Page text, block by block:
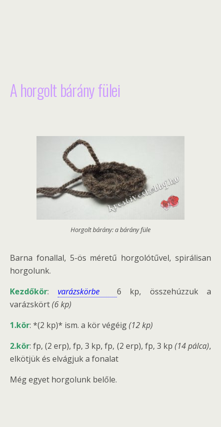
A horgolt bárány fülei
Horgolt bárány: a bárány füle
Barna fonallal, 5-ös méretű horgolótűvel, spirálisan
horgolunk.
Kezdőkör: varázskörbe 6 kp, összehúzzuk a
varázskört(6 kp)
1.kör: *(2 kp)* ism. a kör végéig(12 kp)
2.kör: fp, (2 erp), fp, 3 kp, fp, (2 erp), fp, 3 kp (14 pálca),
elkötjük és elvágjuk a fonalat
Még egyet horgolunk belőle.